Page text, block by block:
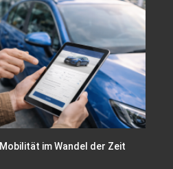
im Wandel der Zeit